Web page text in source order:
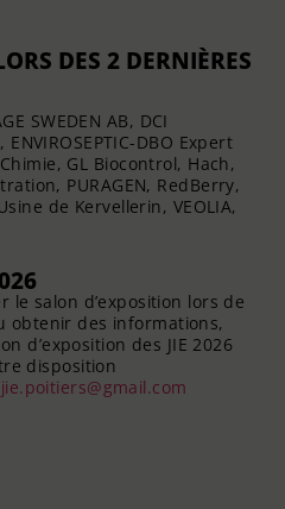
DES 2 DERNIÈRES
SWEDEN AB, DCI
ENVIROSEPTIC-DBO Expert
GL Biocontrol, Hach,
PURAGEN, RedBerry,
de Kervellerin, VEOLIA,
le salon d’exposition lors de
obtenir des informations,
d’exposition des JIE 2026
disposition